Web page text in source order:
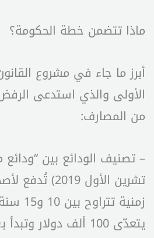
ماذا تتضمن خطة الحكومة؟
أبرز ما جاء في مشروع
الأولى والذي استدعى
من المصارف:
تشرين الأول
زمنية